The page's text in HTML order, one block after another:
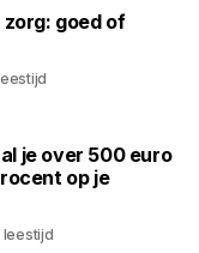
goed of
je over 500 euro
op je
leestijd